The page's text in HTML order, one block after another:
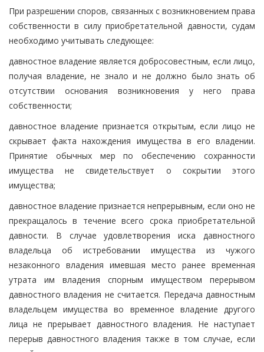
При разрешении споров, связанных с возникновением права
собственности в силу приобретательной давности, судам
необходимо учитывать следующее:
давностное владение является добросовестным, если лицо,
получая владение, не знало и не должно было знать об
отсутствии основания возникновения у него права
собственности;
давностное владение признается открытым, если лицо не
скрывает факта нахождения имущества в его владении.
Принятие обычных мер по обеспечению сохранности
имущества не свидетельствует о сокрытии этого
имущества;
давностное владение признается непрерывным, если оно не
прекращалось в течение всего срока приобретательной
давности. В случае удовлетворения иска давностного
владельца об истребовании имущества из чужого
незаконного владения имевшая место ранее временная
утрата им владения спорным имуществом перерывом
давностного владения не считается. Передача давностным
владельцем имущества во временное владение другого
лица не прерывает давностного владения. Не наступает
перерыв давностного владения также в том случае, если